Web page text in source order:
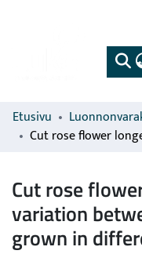
Etusivu
Cut rose
variation
grown in